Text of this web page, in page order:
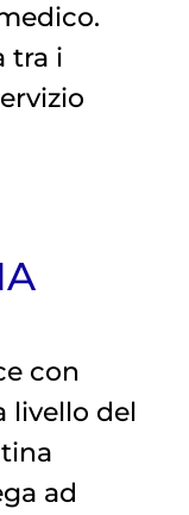
tra i
con
livello del
ad